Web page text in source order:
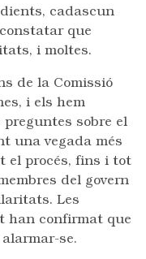
cadascun
que
i moltes.
de la Comissió
i els hem
sobre el
una vegada més
el procés, fins i tot
del govern
Les
han confirmat que
se.